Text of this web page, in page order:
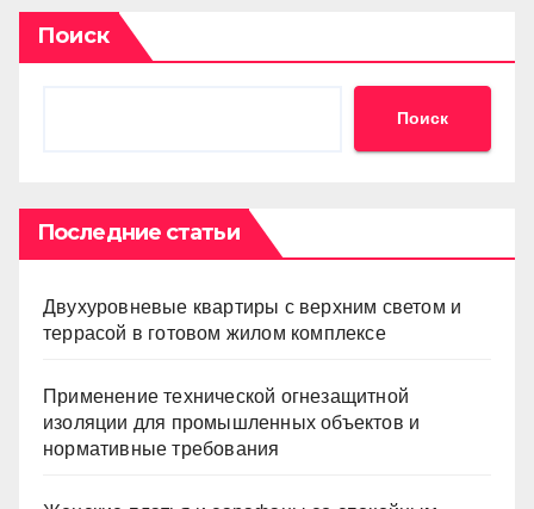
Поиск
Поиск
Последние статьи
Двухуровневые квартиры с верхним светом и
террасой в готовом жилом комплексе
Применение технической огнезащитной
изоляции для промышленных объектов и
нормативные требования